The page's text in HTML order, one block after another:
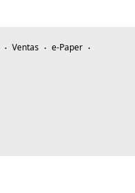
Ventas
e-Paper